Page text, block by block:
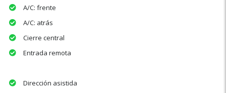
A/C: frente
A/C: atrás
Cierre central
Entrada remota
Dirección asistida